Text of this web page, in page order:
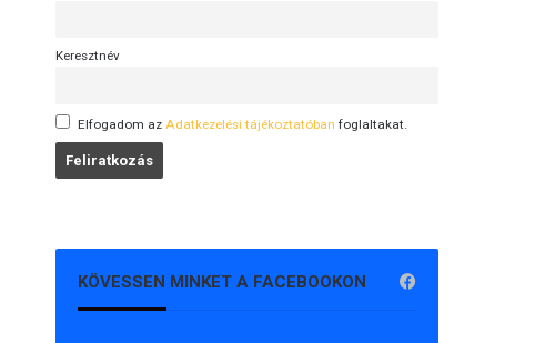
Keresztnév
Elfogadom az Adatkezelési tájékoztatóban foglaltakat.
KÖVESSEN MINKET A FACEBOOKON